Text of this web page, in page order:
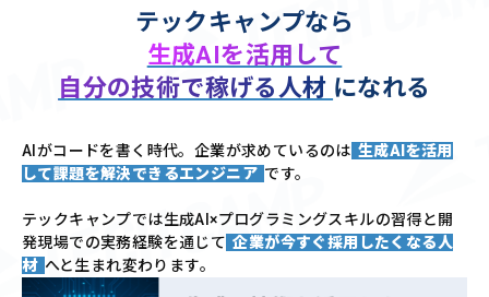
テックキャンプなら
生成AIを活用して
自分の技術で稼げる人材 になれる
AIがコードを書く時代。企業が求めているのは 生成AIを活用
して課題を解決できるエンジニア です。
テックキャンプでは生成AI×プログラミングスキルの習得と開
発現場での実務経験を通じて 企業が今すぐ採用したくなる人
材 へと生まれ変わります。